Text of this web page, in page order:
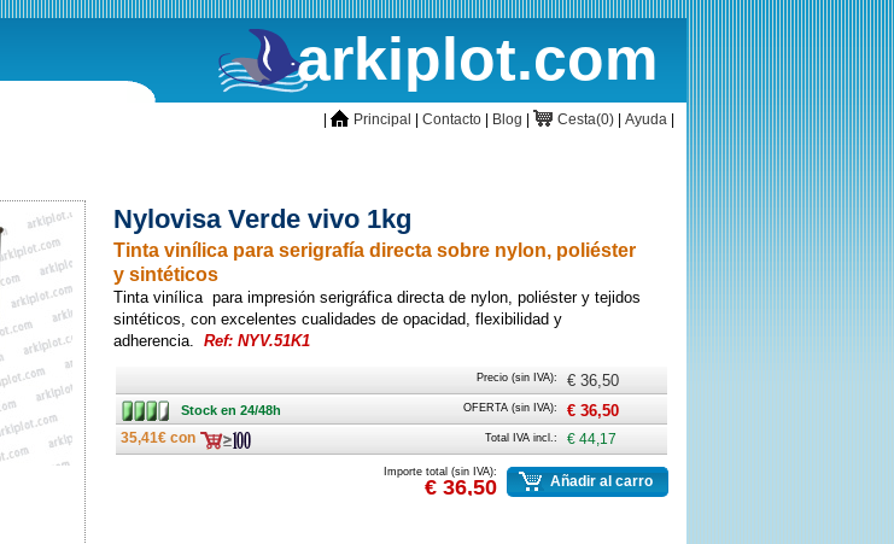
arkiplot.com
inicioPrincipal Contacto Blog CestaCesta(0) Ayuda
Nylovisa Verde vivo 1kg
Tinta vinílica para serigrafía directa sobre nylon, poliéster
y sintéticos
Tinta vinílica para impresión serigráfica directa de nylon, poliéster y tejidos
sintéticos, con excelentes cualidades de opacidad, flexibilidad y
adherencia. Ref: NYV.51K1
Precio (sin IVA): € 36,50
Stock en
24/48h
Stock en 24/48h OFERTA (sin IVA): € 36,50
35,41€ con Total IVA incl.: € 44,17
Importe total (sin IVA):
€ 36,50 Añadir al carro